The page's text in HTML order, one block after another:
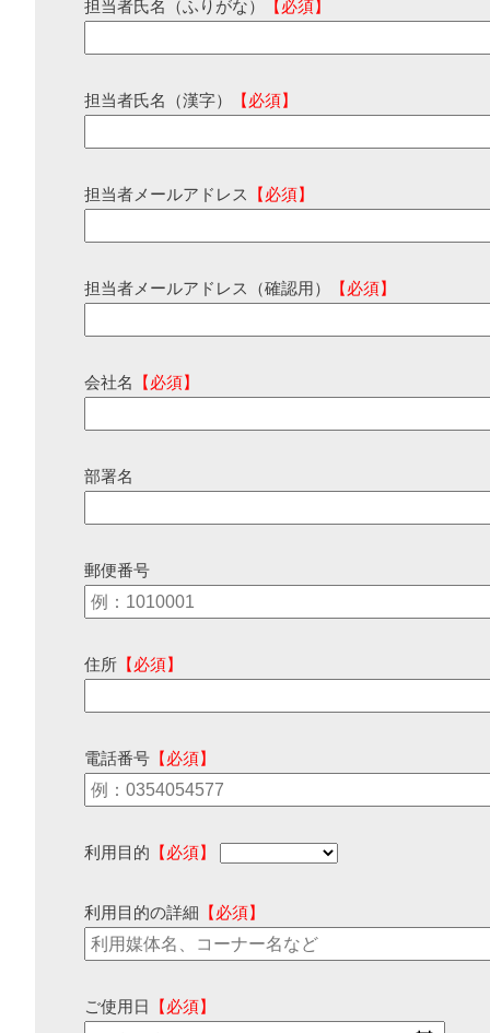
担当者氏名（ふりがな） 【必須】
担当者氏名（漢字） 【必須】
担当者メールアドレス 【必須】
担当者メールアドレス（確認用） 【必須】
会社名 【必須】
部署名
郵便番号
住所 【必須】
電話番号 【必須】
利用目的 【必須】
利用目的の詳細 【必須】
ご使用日 【必須】